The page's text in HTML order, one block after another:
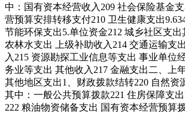
中：国有资本经营收入 209 社会保险基金
营预算安排转移支付210 卫生健康支出9.63
节能环保支出5.单位资金212 城乡社区支出
农林水支出
上级补助收入 214 交通运输支出
入 215 资源勘探工业信息等支出 事业单位
务业等支出 其他收入 217 金融支出 二、上
其他地区支出1、财政拨款结转220 自然资
其中：一般公共预算拨款221 住房保障支出
222 粮油物资储备支出 国有资本经营预算